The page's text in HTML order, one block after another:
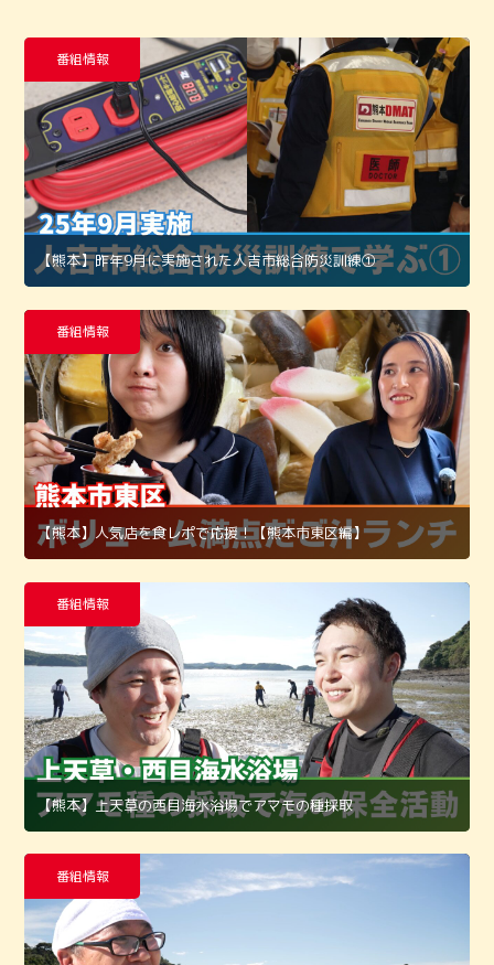
番組情報
【熊本】昨年9月に実施された人吉市総合防災訓練①
番組情報
【熊本】人気店を食レポで応援！【熊本市東区編】
番組情報
【熊本】上天草の西目海水浴場でアマモの種採取
番組情報